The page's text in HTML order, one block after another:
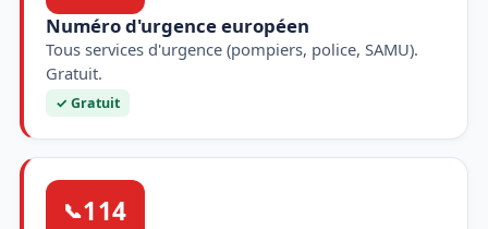
Numéro d'urgence européen
Tous services d'urgence (pompiers, police, SAMU).
Gratuit.
✓ Gratuit
📞114